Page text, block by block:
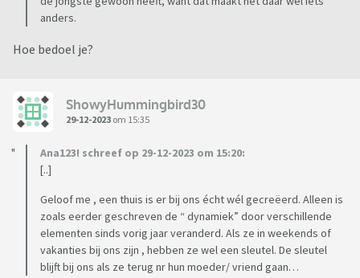
anders.
Hoe bedoel je?
ShowyHummingbird30
29-12-2023 om 15:35
Ana123! schreef op 29-12-2023 om 15:20:
[..]
Geloof me , een thuis is er bij ons écht wél gecreëerd. Alleen is
zoals eerder geschreven de “ dynamiek” door verschillende
elementen sinds vorig jaar veranderd. Als ze in weekends of
vakanties bij ons zijn , hebben ze wel een sleutel. De sleutel
blijft bij ons als ze terug nr hun moeder/ vriend gaan…